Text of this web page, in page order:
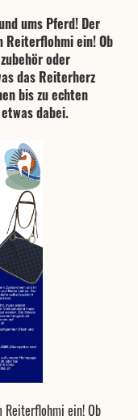
ums Pferd! Der
Reiterflohmi ein! Ob
oder
das Reiterherz
bis zu echten
dabei.
Reiterflohmi ein! Ob